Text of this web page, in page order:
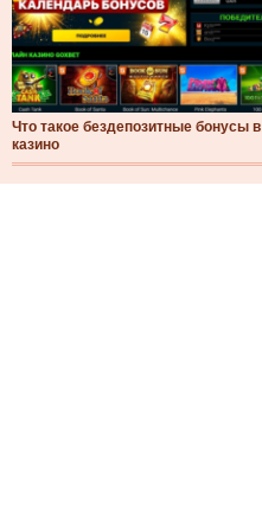
Что такое бездепозитные бонусы в
казино